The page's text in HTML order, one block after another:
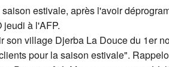
estivale, après l'avoir
jeudi à l'AFP.
village Djerba La Douce du 1er
pour la saison estivale".